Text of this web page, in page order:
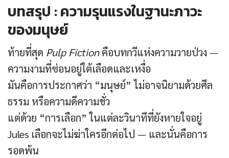
บทสรุป : ความรุนแรงในฐานะภาวะ
ของมนุษย์
ท้ายที่สุด Pulp Fictionคือบทกวีแห่งความวายป่วง —
ความงามที่ซ่อนอยู่ใต้เลือดและเหงื่อ
มันคือการประกาศว่า “มนุษย์” ไม่อาจนิยามด้วยศีล
ธรรม หรือความดีความชั่ว
แต่ด้วย “การเลือก” ในแต่ละวินาทีที่ยังหายใจอยู่
Jules เลือกจะไม่ฆ่าใครอีกต่อไป — และนั่นคือการ
รอดพ้น